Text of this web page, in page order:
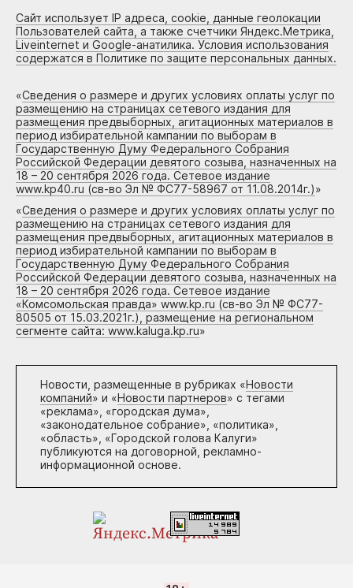
Сайт использует IP адреса, cookie, данные геолокации
Пользователей сайта, а также счетчики Яндекс.Метрика,
Liveinternet и Google-анатилика. Условия использования
содержатся в Политике по защите персональных данных.
«Сведения о размере и других условиях оплаты услуг по
размещению на страницах сетевого издания для
размещения предвыборных, агитационных материалов в
период избирательной кампании по выборам в
Государственную Думу Федерального Собрания
Российской Федерации девятого созыва, назначенных на
18 – 20 сентября 2026 года. Сетевое издание
www.kp40.ru (св-во Эл № ФС77-58967 от 11.08.2014г.)»
«Сведения о размере и других условиях оплаты услуг по
размещению на страницах сетевого издания для
размещения предвыборных, агитационных материалов в
период избирательной кампании по выборам в
Государственную Думу Федерального Собрания
Российской Федерации девятого созыва, назначенных на
18 – 20 сентября 2026 года. Сетевое издание
«Комсомольская правда» www.kp.ru (св-во Эл № ФС77-
80505 от 15.03.2021г.), размещение на региональном
сегменте сайта: www.kaluga.kp.ru»
Новости, размещенные в рубриках «Новости
компаний» и «Новости партнеров» с тегами
«реклама», «городская дума»,
«законодательное собрание», «политика»,
«область», «Городской голова Калуги»
публикуются на договорной, рекламно-
информационной основе.